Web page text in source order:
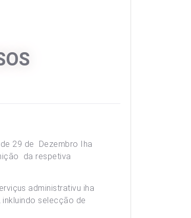
29 de Dezembro Iha
da respetiva
administrativu iha
inkluindo selecção de